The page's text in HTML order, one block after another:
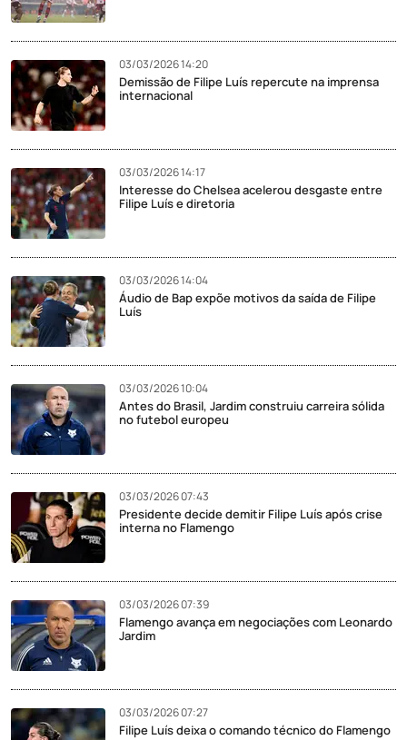
03/03/2026 14:20
Demissão de Filipe Luís repercute na imprensa
internacional
03/03/2026 14:17
Interesse do Chelsea acelerou desgaste entre
Filipe Luís e diretoria
03/03/2026 14:04
Áudio de Bap expõe motivos da saída de Filipe
Luís
03/03/2026 10:04
Antes do Brasil, Jardim construiu carreira sólida
no futebol europeu
03/03/2026 07:43
Presidente decide demitir Filipe Luís após crise
interna no Flamengo
03/03/2026 07:39
Flamengo avança em negociações com Leonardo
Jardim
03/03/2026 07:27
Filipe Luís deixa o comando técnico do Flamengo